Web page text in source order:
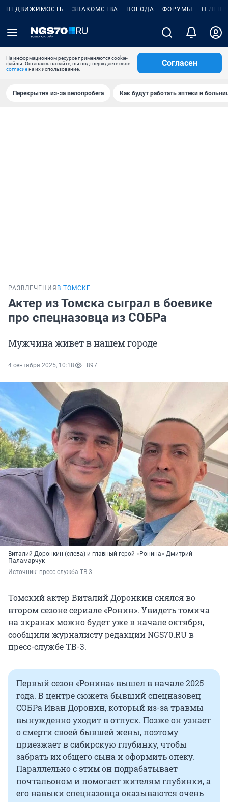
НЕДВИЖИМОСТЬ ЗНАКОМСТВА ПОГОДА ФОРУМЫ
На информационном ресурсе применяются cookie-
файлы. Оставаясь на сайте, вы подтверждаете свое
согласиена их использование.
Согласен
Перекрытия из-за велопробега Как будут работать аптеки и
РАЗВЛЕЧЕНИЯ В ТОМСКЕ
Актер из Томска сыграл в боевике
про спецназовца из СОБРа
Мужчина живет в нашем городе
4 сентября 2025, 10:18 897
Виталий Доронкин (слева) и главный герой «Ронина» Дмитрий
Паламарчук
Источник: пресс-служба ТВ-3
Томский актер Виталий Доронкин снялся во
втором сезоне сериале «Ронин». Увидеть томича
на экранах можно будет уже в начале октября,
сообщили журналисту редакции NGS70.RU в
пресс-службе ТВ-3.
Первый сезон «Ронина» вышел в начале 2025
года. В центре сюжета бывший спецназовец
СОБРа Иван Доронин, который из-за травмы
вынужденно уходит в отпуск. Позже он узнает
о смерти своей бывшей жены, поэтому
приезжает в сибирскую глубинку, чтобы
забрать их общего сына и оформить опеку.
Параллельно с этим он подрабатывает
почтальоном и помогает жителям глубинки, а
его навыки спецназовца оказываются очень